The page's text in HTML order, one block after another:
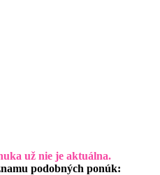
už nie je aktuálna.
podobných ponúk: